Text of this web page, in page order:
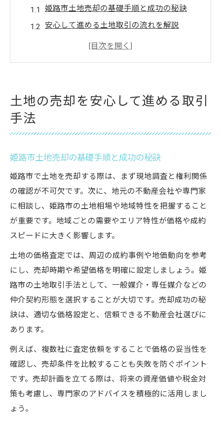
姫路市土地売却の基礎手順と成功の秘訣
安心して進める土地取引の流れを解説
姫路市土地売却で押さえたいポイント集
姫路市での土地取引の基礎知識を解説
姫路市土地売却の基礎知識と全体像を知る
売却前に知るべき土地の評価基準とは
安心して土地取引するための重要ポイント
失敗しない売却を目指すためのコツ
姫路市土地売却で失敗しないための工夫
高く売るための土地取引戦略と注意点
姫路市土地売却の流れをスムーズに進める
方法
土地売却を検討する際の注意ポイント
安心できる土地売却の進め方を解説
売却時に見落としがちな重要ポイント
姫路市土地売却の注意点と対策方法
土地の売却を安心して進める取引
手法
姫路市土地売却の基礎手順と成功の秘訣
姫路市で土地を売却する際は、まず現地調査と権利関係
の確認が不可欠です。次に、地元の不動産会社や専門家
に相談し、姫路市の土地相場や地域特性を把握すること
が重要です。地域ごとの需要やエリア特性が価格や成約
スピードに大きく影響します。
土地の価格査定では、周辺の成約事例や地価動向を参考
にし、売却時期や希望価格を明確に設定しましょう。姫
路市の土地取引手法として、一般媒介・専任媒介などの
仲介契約形態を選択することが大切です。売却成功の秘
訣は、適切な価格設定と、信頼できる不動産会社選びに
あります。
例えば、複数社に査定依頼をすることで価格の妥当性を
確認し、売却条件を比較することも失敗を防ぐポイント
です。売却計画を立てる際は、将来の資産価値や税金対
策も考慮し、専門家のアドバイスを積極的に活用しまし
ょう。